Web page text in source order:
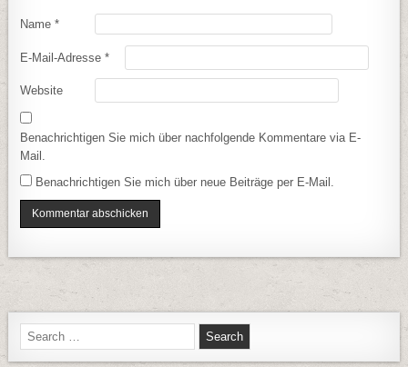
Name*
E-Mail-Adresse*
Website
Benachrichtigen Sie mich über nachfolgende Kommentare via E-
Mail.
Benachrichtigen Sie mich über neue Beiträge per E-Mail.
Search for: